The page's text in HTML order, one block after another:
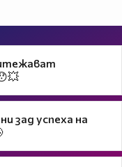
зад успеха на